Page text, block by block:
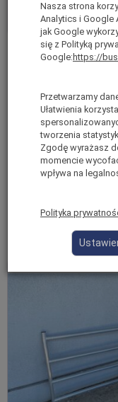
Wyprzedaż,
aluminiowego
1120S 350.01
Ostatnie
Waga: 2 kg
brutto:819,00 zł
(netto: 665,85 zł)
Nasza strona
Analytics i Google
jak Google
się z Polityką
Google: https://
Przetwarzamy
Ułatwienia
tworzenia
Zgodę wyrażasz
momencie
wpływa na
Polityka